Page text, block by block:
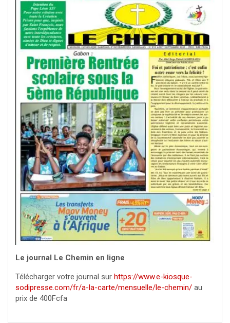
Le journal Le Chemin en ligne
Télécharger votre journal sur https://www.e-kiosque-
sodipresse.com/fr/a-la-carte/mensuelle/le-chemin/ au
prix de 400Fcfa